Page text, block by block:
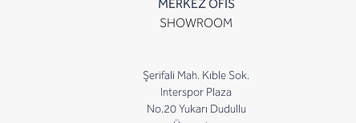
MERKEZ OFİS
SHOWROOM
Şerifali Mah. Kıble Sok.
Interspor Plaza
No.20 Yukarı Dudullu